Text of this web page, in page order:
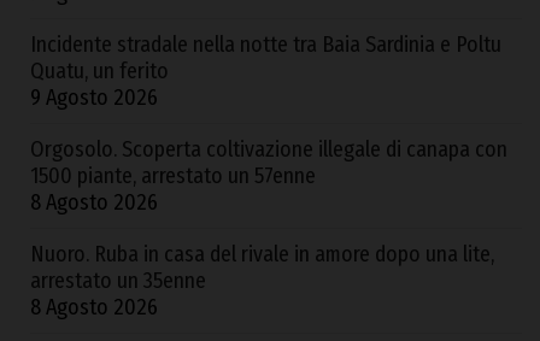
Incidente stradale nella notte tra Baia Sardinia e Poltu
Quatu, un ferito
9 Agosto 2026
Orgosolo. Scoperta coltivazione illegale di canapa con
1500 piante, arrestato un 57enne
8 Agosto 2026
Nuoro. Ruba in casa del rivale in amore dopo una lite,
arrestato un 35enne
8 Agosto 2026